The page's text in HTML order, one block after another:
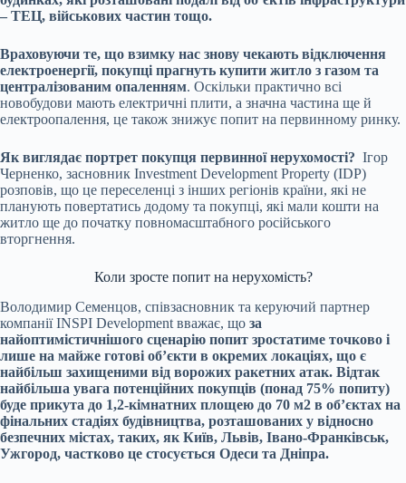
– ТЕЦ, військових частин тощо.
Враховуючи те, що взимку нас знову чекають відключення
електроенергії, покупці прагнуть купити житло з газом та
централізованим опаленням. Оскільки практично всі
новобудови мають електричні плити, а значна частина ще й
електроопалення, це також знижує попит на первинному ринку.
Як виглядає портрет покупця первинної нерухомості? Ігор
Черненко, засновник Investment Development Property (IDP)
розповів, що це переселенці з інших регіонів країни, які не
планують повертатись додому та покупці, які мали кошти на
житло ще до початку повномасштабного російського
вторгнення.
Коли зросте попит на нерухомість?
Володимир Семенцов, співзасновник та керуючий партнер
компанії INSPI Development вважає, що за
найоптимістичнішого сценарію попит зростатиме точково і
лише на майже готові об’єкти в окремих локаціях, що є
найбільш захищеними від ворожих ракетних атак. Відтак
найбільша увага потенційних покупців (понад 75% попиту)
буде прикута до 1,2-кімнатних площею до 70 м2 в об’єктах на
фінальних стадіях будівництва, розташованих у відносно
безпечних містах, таких, як Київ, Львів, Івано-Франківськ,
Ужгород, частково це стосується Одеси та Дніпра.